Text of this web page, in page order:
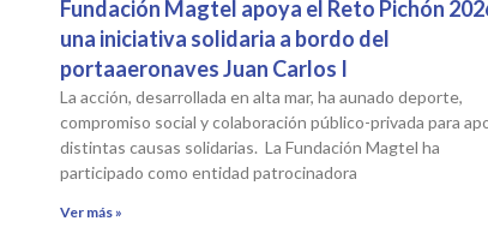
Fundación Magtel apoya el Reto Pichón
una iniciativa solidaria a bordo del
portaaeronaves Juan Carlos I
La acción, desarrollada en alta mar, ha aunado deporte,
compromiso social y colaboración público-privada para
distintas causas solidarias. La Fundación Magtel ha
participado como entidad patrocinadora
Ver más »